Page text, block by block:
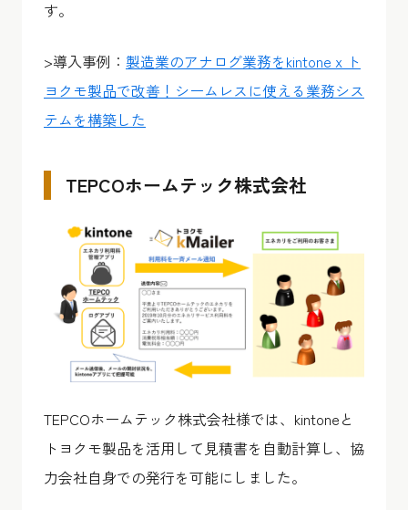
す。
>導入事例： 製造業のアナログ業務をkintone x ト
ヨクモ製品で改善！シームレスに使える業務シス
テムを構築した
TEPCOホームテック株式会社
TEPCOホームテック株式会社様では、kintoneと
トヨクモ製品を活用して見積書を自動計算し、協
力会社自身での発行を可能にしました。